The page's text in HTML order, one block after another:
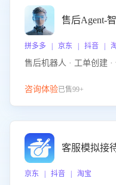
售后Agent-
拼多多 | 京东 | 抖音 |
售后机器人 · 工单创建
咨询体验已售99+
客服模拟接
京东 | 抖音 | 淘宝